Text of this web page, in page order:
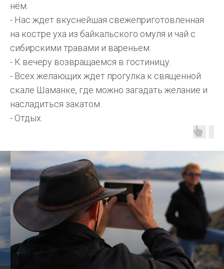
нём.
- Нас ждет вкуснейшая свежеприготовленная
на костре уха из байкальского омуля и чай с
сибирскими травами и вареньем.
- К вечеру возвращаемся в гостиницу.
- Всех желающих ждет прогулка к священной
скале Шаманке, где можно загадать желание и
насладиться закатом.
- Отдых.